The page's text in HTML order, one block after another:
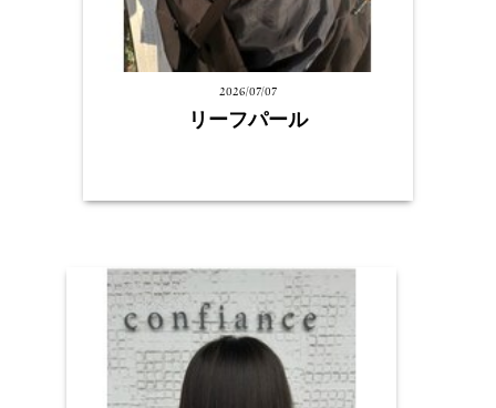
2026/07/07
リーフパール